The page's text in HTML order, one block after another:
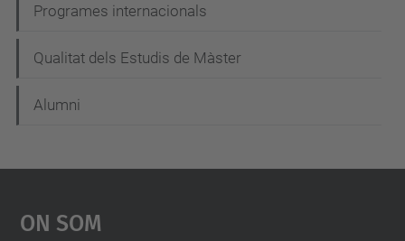
Programes internacionals
Qualitat dels Estudis de Màster
Alumni
On Som